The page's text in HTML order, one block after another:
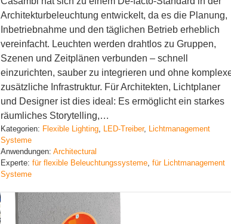
Architekturbeleuchtung entwickelt, da es die Planung,
Inbetriebnahme und den täglichen Betrieb erheblich
vereinfacht. Leuchten werden drahtlos zu Gruppen,
Szenen und Zeitplänen verbunden – schnell
einzurichten, sauber zu integrieren und ohne
zusätzliche Infrastruktur. Für Architekten, Lichtplaner
und Designer ist dies ideal: Es ermöglicht ein starkes
räumliches Storytelling,…
Kategorien: Flexible Lighting, LED-Treiber, Lichtmanagement
Systeme
Anwendungen: Architectural
Experte: für flexible Beleuchtungssysteme, für Lichtmanagement
Systeme